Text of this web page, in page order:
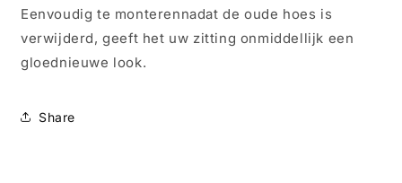
-
Losse
hoes
hoofdsteun
-
Losse
hoes
Eenvoudig te monterennadat de oude hoes is
verwijderd, geeft het uw zitting onmiddellijk een
gloednieuwe look.
Share